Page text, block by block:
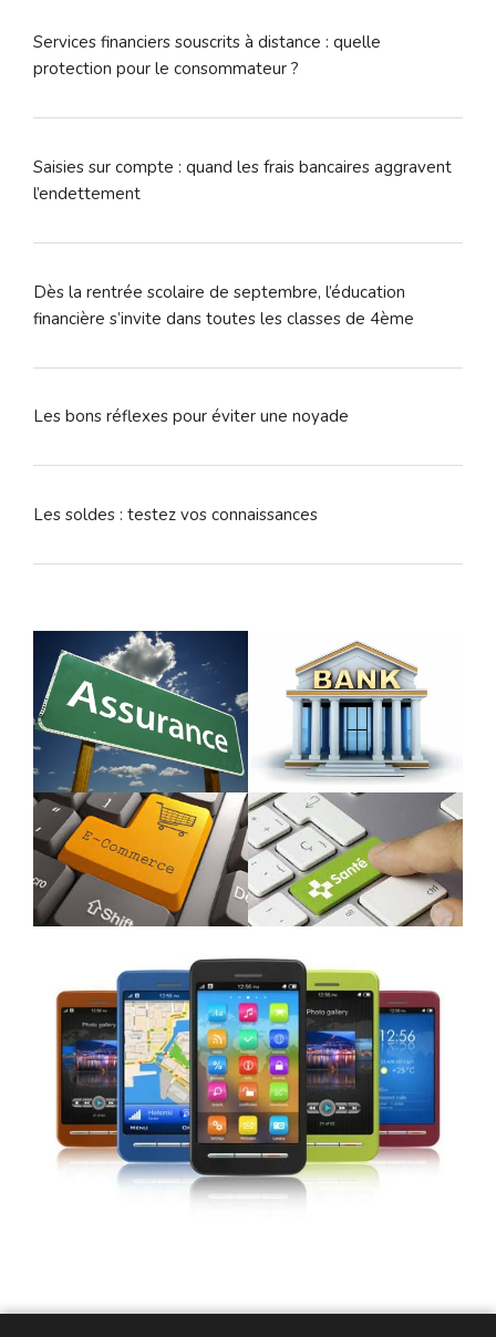
Services financiers souscrits à distance : quelle
protection pour le consommateur ?
Saisies sur compte : quand les frais bancaires aggravent
l’endettement
Dès la rentrée scolaire de septembre, l’éducation
financière s’invite dans toutes les classes de 4ème
Les bons réflexes pour éviter une noyade
Les soldes : testez vos connaissances